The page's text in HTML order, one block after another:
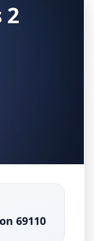
2
69110